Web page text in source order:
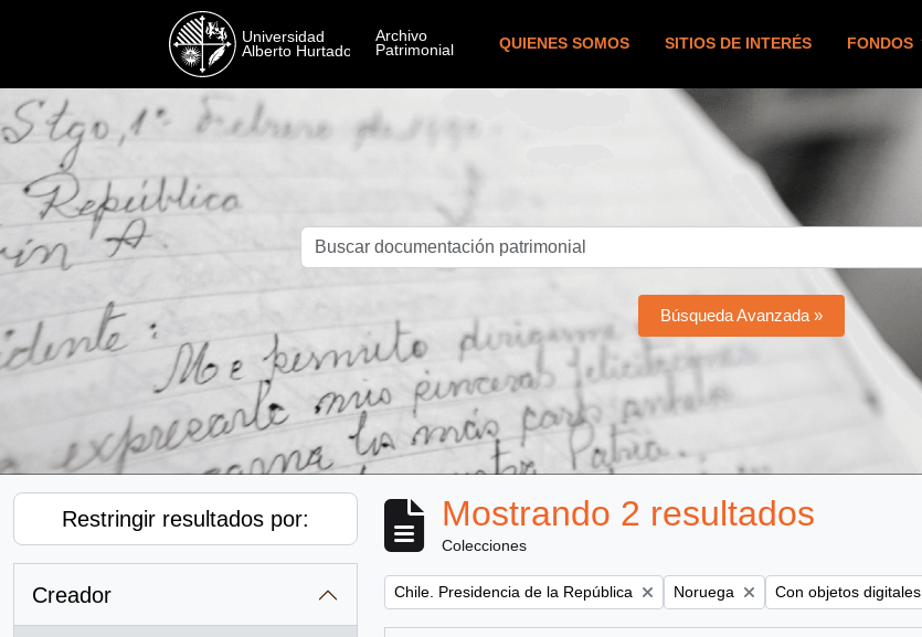
QUIENES SOMOS SITIOS DE INTERÉS FONDOS
Búsqueda Avanzada »
Restringir resultados por:
Creador
Mostrando 2 resultados
Colecciones
Remove filter:
Chile. Presidencia de la República Remove filter:
Noruega Remove filter:
Con objetos digitales